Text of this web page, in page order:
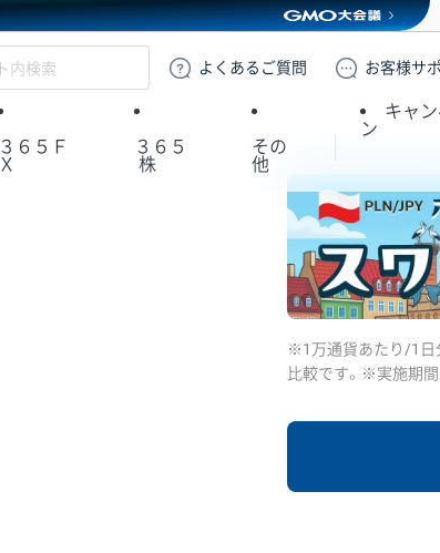
GMOクリック証券
よくある ご質問 お客様サ
３６５Ｆ
Ｘ
３６５
株
その
他
キャ
ン
※1万通貨あたり/1日
比較です。※実施期